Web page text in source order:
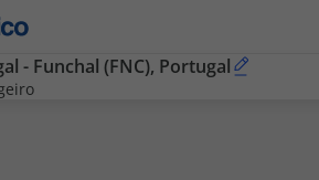
- Funchal (FNC), Portugal